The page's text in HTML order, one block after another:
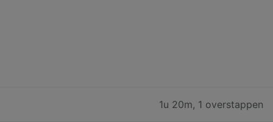
1u 20m, 1 overstappen